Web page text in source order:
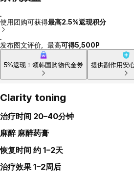
使用团购可获得最高2.5%返现积分
发布图文评价，最高可得5,500P
5%返现！领韩国购物代金券 提供副作用安
Clarity toning
治疗时间 20–40分钟
麻醉 麻醉药膏
恢复时间 约 1–2天
治疗效果 1–2周后